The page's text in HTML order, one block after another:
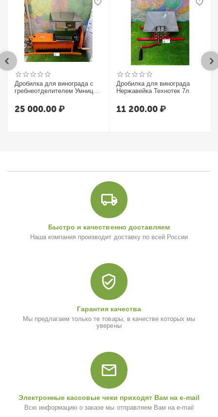
Дробилка для винограда с
гребнеотделителем Умница
25 000.00₽
Дробилка для винограда
Нержавейка Технотек 7л
11 200.00₽
Быстро и качественно доставляем
Наша компания производит доставку по всей России
Гарантия качества
Мы предлагаем только те товары, в качестве которых мы
уверены
Электронные кассовые чеки приходят Вам на e-mail
Всю информацию о заказе мы отправляем Вам на e-mail